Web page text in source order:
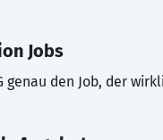
Jobs
genau den Job, der